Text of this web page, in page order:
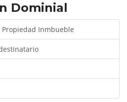
Dominial
Inmbueble